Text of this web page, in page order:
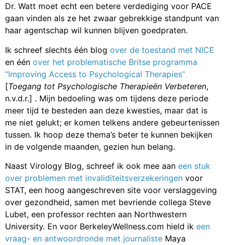
Dr. Watt moet echt een betere verdediging voor PACE
gaan vinden als ze het zwaar gebrekkige standpunt van
haar agentschap wil kunnen blijven goedpraten.
Ik schreef slechts één blog over de toestand met NICE
en één over het problematische Britse programma
“Improving Access to Psychological Therapies”
[Toegang tot Psychologische Therapieën Verbeteren,
n.v.d.r.] . Mijn bedoeling was om tijdens deze periode
meer tijd te besteden aan deze kwesties, maar dat is
me niet gelukt; er komen telkens andere gebeurtenissen
tussen. Ik hoop deze thema’s beter te kunnen bekijken
in de volgende maanden, gezien hun belang.
Naast Virology Blog, schreef ik ook mee aan een stuk
over problemen met invaliditeitsverzekeringen voor
STAT, een hoog aangeschreven site voor verslaggeving
over gezondheid, samen met bevriende collega Steve
Lubet, een professor rechten aan Northwestern
University. En voor BerkeleyWellness.com hield ik een
vraag- en antwoordronde met journaliste Maya